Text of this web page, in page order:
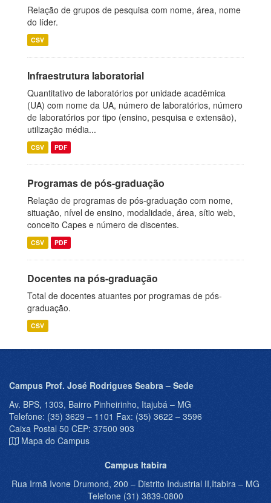
Relação de grupos de pesquisa com nome, área, nome
do líder.
CSV
Infraestrutura laboratorial
Quantitativo de laboratórios por unidade acadêmica
(UA) com nome da UA, número de laboratórios, número
de laboratórios por tipo (ensino, pesquisa e extensão),
utilização média...
CSV PDF
Programas de pós-graduação
Relação de programas de pós-graduação com nome,
situação, nível de ensino, modalidade, área, sítio web,
conceito Capes e número de discentes.
CSV PDF
Docentes na pós-graduação
Total de docentes atuantes por programas de pós-
graduação.
CSV
Campus Prof. José Rodrigues Seabra – Sede
Av. BPS, 1303, Bairro Pinheirinho, Itajubá – MG
Telefone: (35) 3629 – 1101 Fax: (35) 3622 – 3596
Caixa Postal 50 CEP: 37500 903
Mapa do Campus
Campus Itabira
Rua Irmã Ivone Drumond, 200 – Distrito Industrial II,Itabira – MG
Telefone (31) 3839-0800